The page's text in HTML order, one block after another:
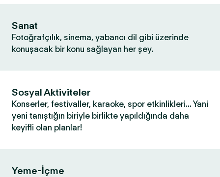
Sanat
Fotoğrafçılık, sinema, yabancı dil gibi üzerinde
konuşacak bir konu sağlayan her şey.
Sosyal Aktiviteler
Konserler, festivaller, karaoke, spor etkinlikleri… Yani
yeni tanıştığın biriyle birlikte yapıldığında daha
keyifli olan planlar!
Yeme-İçme